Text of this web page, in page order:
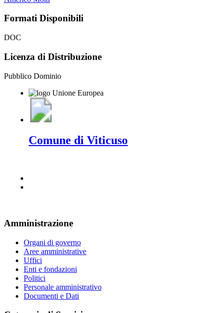
Formati Disponibili
DOC
Licenza di Distribuzione
Pubblico Dominio
Comune di Viticuso
Amministrazione
Organi di governo
Aree amministrative
Uffici
Enti e fondazioni
Politici
Personale amministrativo
Documenti e Dati